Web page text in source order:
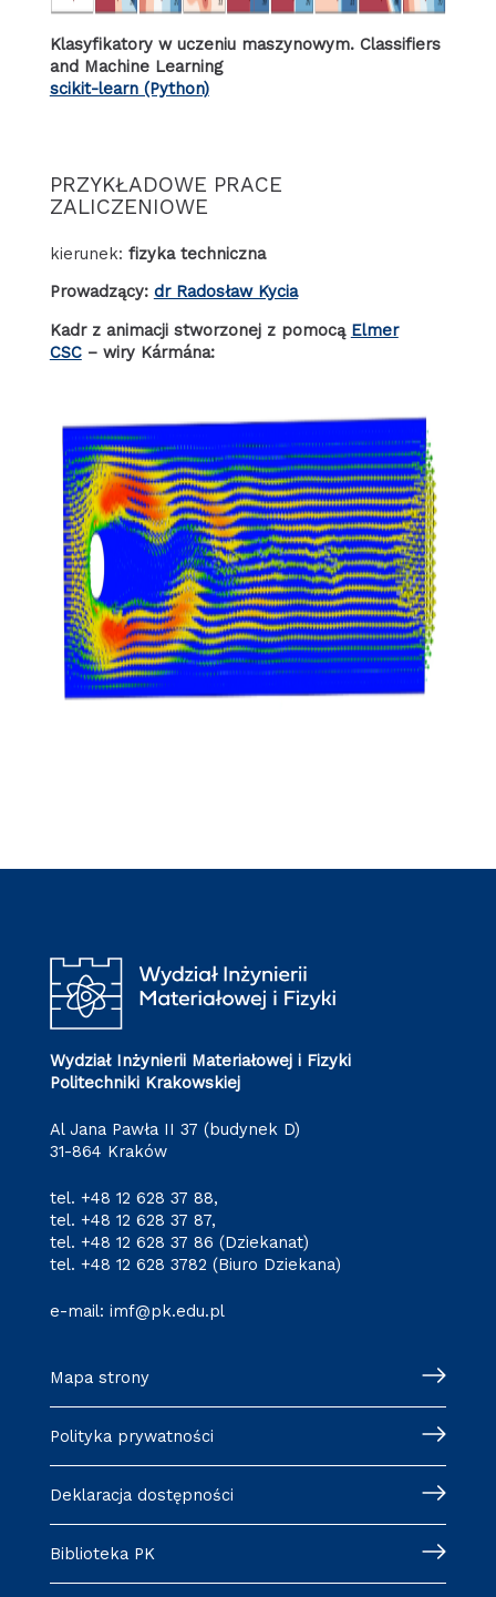
Klasyfikatory w uczeniu maszynowym. Classifiers
and Machine Learning
scikit-learn (Python)
PRZYKŁADOWE PRACE
ZALICZENIOWE
kierunek: fizyka techniczna
Prowadzący: dr Radosław Kycia
Kadr z animacji stworzonej z pomocą Elmer
CSC– wiry Kármána:
Wydział Inżynierii Materiałowej i Fizyki
Politechniki Krakowskiej
Al Jana Pawła II 37 (budynek D)
31-864 Kraków
tel. +48 12 628 37 88,
tel. +48 12 628 37 87,
tel. +48 12 628 37 86 (Dziekanat)
tel. +48 12 628 3782 (Biuro Dziekana)
e-mail: imf@pk.edu.pl
Mapa strony
Polityka prywatności
Deklaracja dostępności
Biblioteka PK